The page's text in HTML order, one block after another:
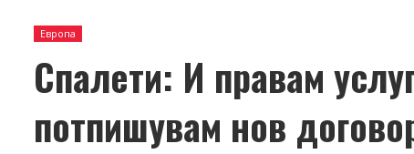
Европа
Спалети: И правам
потпишувам нов